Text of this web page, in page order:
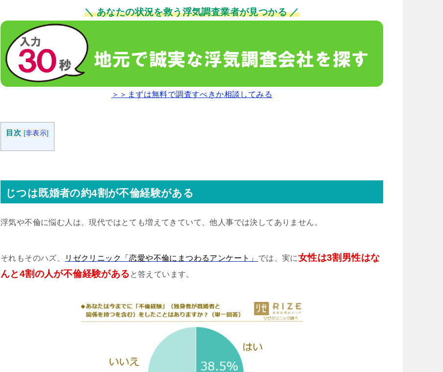
＼ あなたの状況を救う浮気調査業者が見つかる ／
＞＞まずは無料で調査すべきか相談してみる
目次 [非表示]
じつは既婚者の約4割が不倫経験がある
浮気や不倫に悩む人は、現代ではとても増えてきていて、他人事では決してありません。
それもそのハズ、 リゼクリニック「恋愛や不倫にまつわるアンケート」 では、実に女性は3割男性はな
んと4割の人が不倫経験がある と答えています。